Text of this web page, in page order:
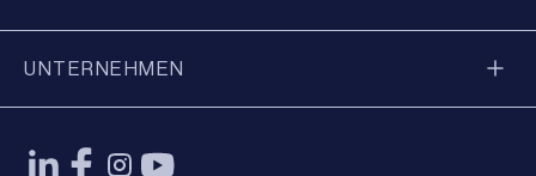
UNTERNEHMEN